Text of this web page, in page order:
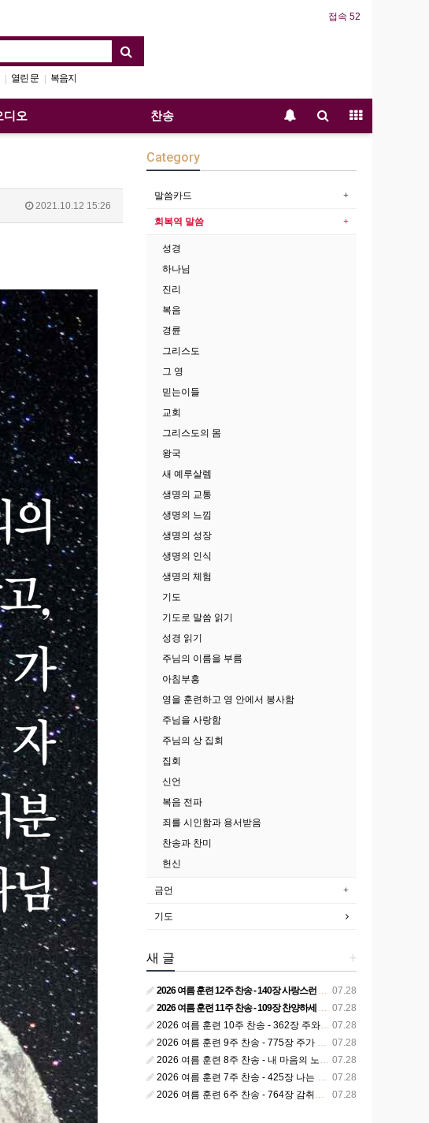
접속 52
| 열린 문 | 복음지
디오 찬송
2021.10.12 15:26
Category
말씀카드
회복역 말씀
성경
하나님
진리
복음
경륜
그리스도
그 영
믿는이들
교회
그리스도의 몸
왕국
새 예루살렘
생명의 교통
생명의 느낌
생명의 성장
생명의 인식
생명의 체험
기도
기도로 말씀 읽기
성경 읽기
주님의 이름을 부름
아침부흥
영을 훈련하고 영 안에서 봉사함
주님을 사랑함
주님의 상 집회
집회
신언
복음 전파
죄를 시인함과 용서받음
찬송과 찬미
헌신
금언
기도
+
새 글
07.28
2026 여름 훈련 12주 찬송 - 140장 사랑스런 나의 신랑
07.28
2026 여름 훈련 11주 찬송 - 109장 찬양하세 주의 승리
07.28
2026 여름 훈련 10주 찬송 - 362장 주와 함께 못 박혀서
07.28
2026 여름 훈련 9주 찬송 - 775장 주가 구속하신 백성
07.28
2026 여름 훈련 8주 찬송 - 내 마음의 노래 393장 참 영광스런 우리 왕
07.28
2026 여름 훈련 7주 찬송 - 425장 나는 피조된 그릇
07.28
2026 여름 훈련 6주 찬송 - 764장 감취었던 비밀 나타났으니